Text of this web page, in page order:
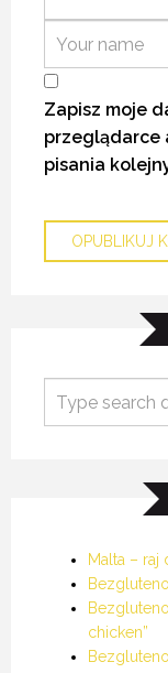
4 LISTOPADA
4 LISTOPADA
4 LISTOPADA
Zapisz moje
przeglądarce
pisania
Malta –
chicken”